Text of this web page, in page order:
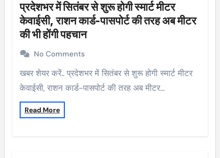
प्रदेशभर में सितंबर से शुरू होगी स्मार्ट मीटर
केवाईसी, राशन कार्ड-पासपोर्ट की तरह अब मीटर
की भी होंगी पहचान
No Comments
खबर शेयर करें.. प्रदेशभर में सितंबर से शुरू होगी स्मार्ट मीटर
केवाईसी, राशन कार्ड-पासपोर्ट की तरह अब मीटर…
Read More